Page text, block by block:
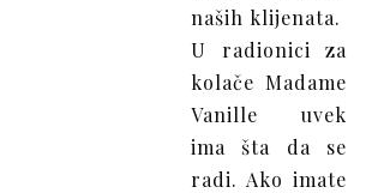
naših klijenata.
U radionici za
kolače Madame
Vanille uvek
ima šta da se
radi. Ako imate